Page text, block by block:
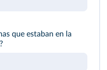
que estaban en la